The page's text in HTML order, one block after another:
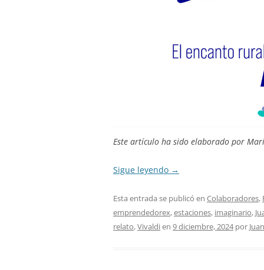
Este artículo ha sido elaborado por
Sigue leyendo →
Esta entrada se publicó en Colaboradores,
emprendedorex,estaciones, imaginario,
relato,Vivaldien 9 diciembre, 2024por